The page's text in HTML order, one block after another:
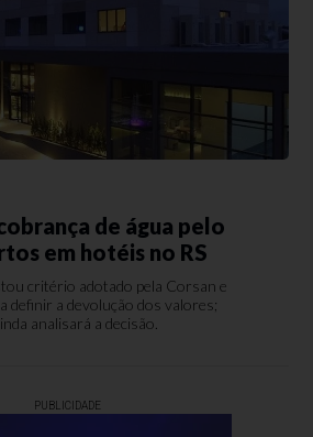
de água pelo
em hotéis no RS
critério adotado pela Corsan e
definir a devolução dos valores;
analisará a decisão.
PUBLICIDADE